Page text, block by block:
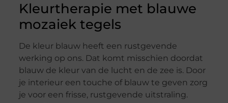
Kleurtherapie met blauwe
mozaiek tegels
De kleur blauw heeft een rustgevende
werking op ons. Dat komt misschien doordat
blauw de kleur van de lucht en de zee is. Door
je interieur een touche of blauw te geven zorg
je voor een frisse, rustgevende uitstraling.